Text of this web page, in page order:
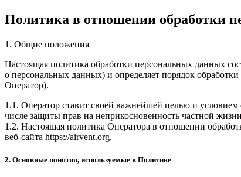
Политика в отношении обработки
1. Общие положения
Настоящая политика обработки персональных данных
о персональных данных) и определяет порядок
Оператор).
1.1. Оператор ставит своей важнейшей целью и
числе защиты прав на неприкосновенность частной
1.2. Настоящая политика Оператора в отношении
веб-сайта https://airvent.org.
2. Основные понятия, используемые в Политике